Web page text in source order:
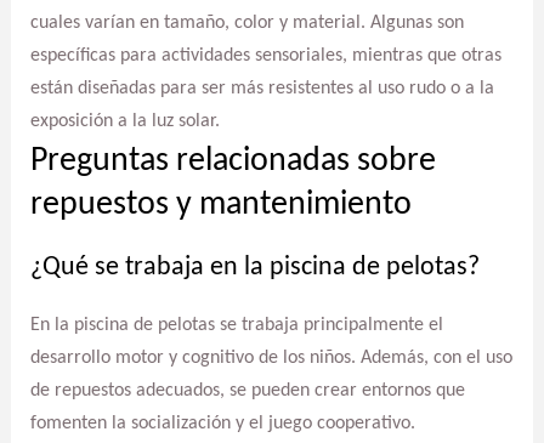
cuales varían en tamaño, color y material. Algunas son
específicas para actividades sensoriales, mientras que otras
están diseñadas para ser más resistentes al uso rudo o a la
exposición a la luz solar.
Preguntas relacionadas sobre
repuestos y mantenimiento
¿Qué se trabaja en la piscina de pelotas?
En la piscina de pelotas se trabaja principalmente el
desarrollo motor y cognitivo de los niños. Además, con el uso
de repuestos adecuados, se pueden crear entornos que
fomenten la socialización y el juego cooperativo.